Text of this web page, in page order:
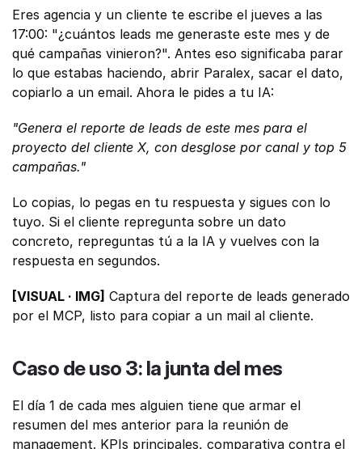
Eres agencia y un cliente te escribe el jueves a las
17:00: "¿cuántos leads me generaste este mes y de
qué campañas vinieron?". Antes eso significaba parar
lo que estabas haciendo, abrir Paralex, sacar el dato,
copiarlo a un email. Ahora le pides a tu IA:
"Genera el reporte de leads de este mes para el
proyecto del cliente X, con desglose por canal y top 5
campañas."
Lo copias, lo pegas en tu respuesta y sigues con lo
tuyo. Si el cliente repregunta sobre un dato
concreto, repreguntas tú a la IA y vuelves con la
respuesta en segundos.
[VISUAL · IMG] Captura del reporte de leads generado
por el MCP, listo para copiar a un mail al cliente.
Caso de uso 3: la junta del mes
El día 1 de cada mes alguien tiene que armar el
resumen del mes anterior para la reunión de
management. KPIs principales, comparativa contra el